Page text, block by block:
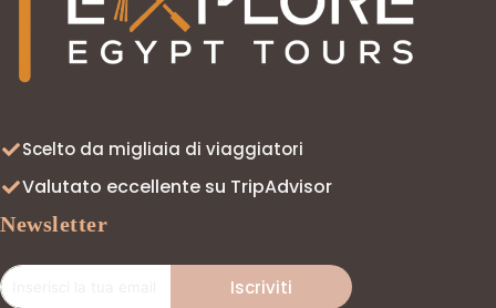
Scelto da migliaia di viaggiatori
Valutato eccellente su TripAdvisor
Newsletter
Iscriviti